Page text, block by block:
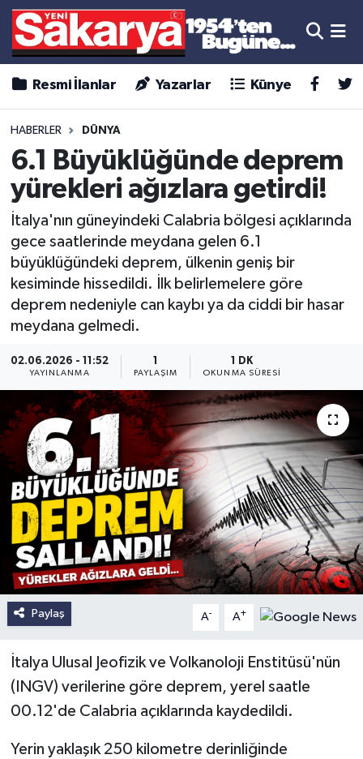
Resmi İlanlar Yazarlar Künye
HABERLER DÜNYA
6.1 Büyüklüğünde deprem
yürekleri ağızlara getirdi!
İtalya'nın güneyindeki Calabria bölgesi açıklarında
gece saatlerinde meydana gelen 6.1
büyüklüğündeki deprem, ülkenin geniş bir
kesiminde hissedildi. İlk belirlemelere göre
deprem nedeniyle can kaybı ya da ciddi bir hasar
meydana gelmedi.
02.06.2026 - 11:52
YAYINLANMA PAYLAŞIM
1 DK
OKUNMA SÜRESI
Paylaş A- A+
İtalya Ulusal Jeofizik ve Volkanoloji Enstitüsü'nün
(INGV) verilerine göre deprem, yerel saatle
00.12'de Calabria açıklarında kaydedildi.
Yerin yaklaşık 250 kilometre derinliğinde